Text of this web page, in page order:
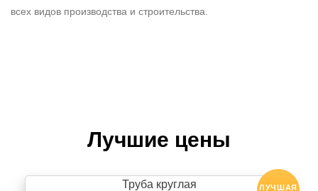
всех видов производства и строительства.
Лучшие цены
Труба круглая
ЛУЧШАЯ